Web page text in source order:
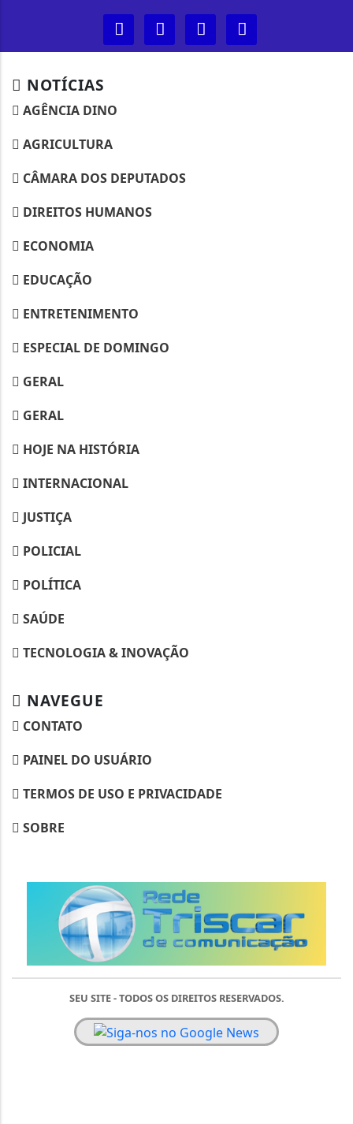
NOTÍCIAS
AGÊNCIA DINO
AGRICULTURA
CÂMARA DOS DEPUTADOS
DIREITOS HUMANOS
ECONOMIA
EDUCAÇÃO
ENTRETENIMENTO
ESPECIAL DE DOMINGO
GERAL
GERAL
HOJE NA HISTÓRIA
INTERNACIONAL
JUSTIÇA
POLICIAL
POLÍTICA
SAÚDE
TECNOLOGIA & INOVAÇÃO
NAVEGUE
CONTATO
PAINEL DO USUÁRIO
TERMOS DE USO E PRIVACIDADE
SOBRE
SEU SITE - TODOS OS DIREITOS RESERVADOS.